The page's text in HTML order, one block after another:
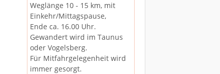
Weglänge 10 - 15 km, mit
Einkehr/Mittagspause,
Ende ca. 16.00 Uhr.
Gewandert wird im Taunus
oder Vogelsberg.
Für Mitfahrgelegenheit wird
immer gesorgt.